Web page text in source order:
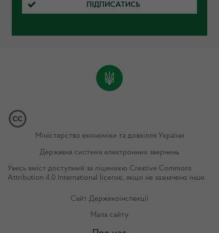
ПІДПИСАТИСЬ
Міністерство економіки та довкілля України
Державна система електронних звернень
Увесь вміст доступний за ліцензією Creative Commons
Attribution 4.0 International license, якщо не зазначено інше.
Сайт Держекоінспекції
Мапа сайту